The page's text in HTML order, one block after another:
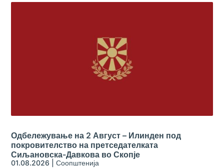
Одбележување на 2 Август – Илинден под
покровителство на претседателката
Сиљановска-Давкова во Скопје
01.08.2026 |Соопштенија